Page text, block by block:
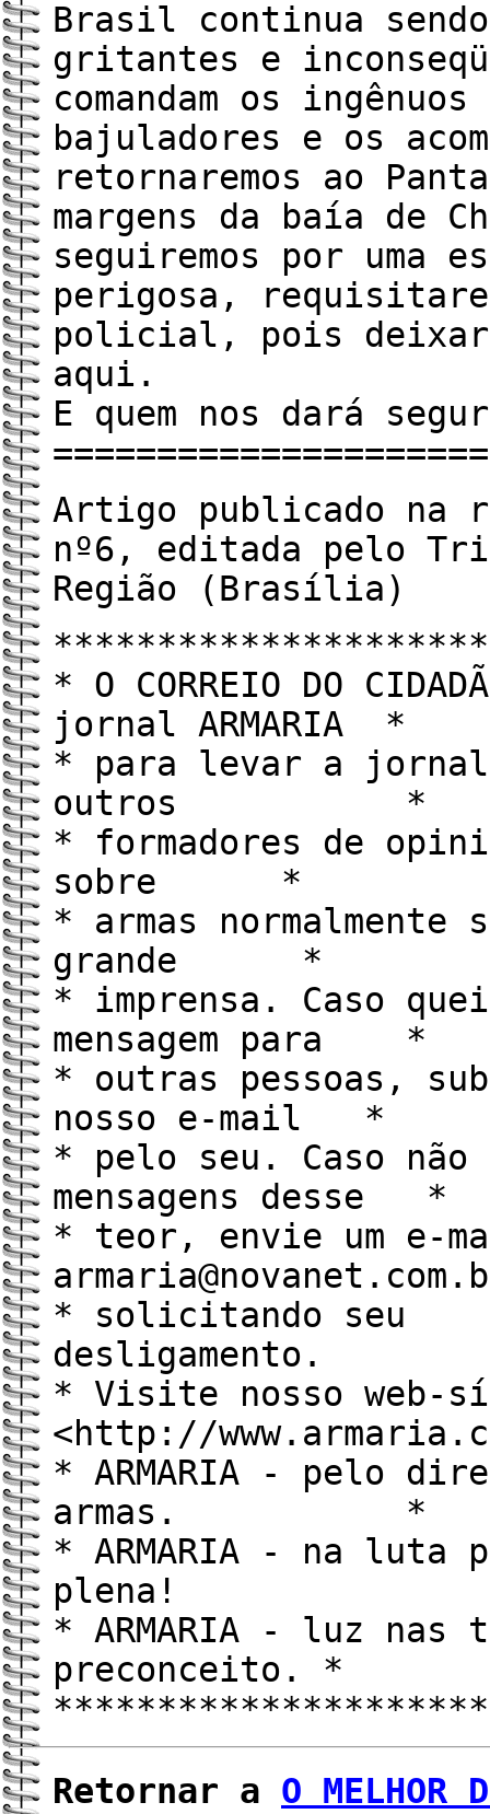
Brasil continua
gritantes e
comandam os
bajuladores e os
retornaremos ao
margens da baía de
seguiremos por uma
perigosa,
policial, pois
aqui.
E quem nos dará
Artigo publicado na
nº6, editada pelo
Região (Brasília)
* O CORREIO DO
jornal ARMARIA *
* para levar a
outros *
* formadores de
sobre *
* armas normalmente
grande *
* imprensa. Caso
mensagem para *
* outras pessoas,
nosso e-mail *
* pelo seu. Caso
mensagens desse *
* teor, envie um e-
* solicitando seu
* Visite nosso web-
<http://
* ARMARIA - pelo
armas. *
* ARMARIA - na luta
plena!
* ARMARIA - luz nas
preconceito. *
Retornar a O MELHOR